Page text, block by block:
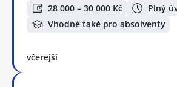
28 000 – 30 000 Kč
Plný
Vhodné také pro absolventy
včerejší